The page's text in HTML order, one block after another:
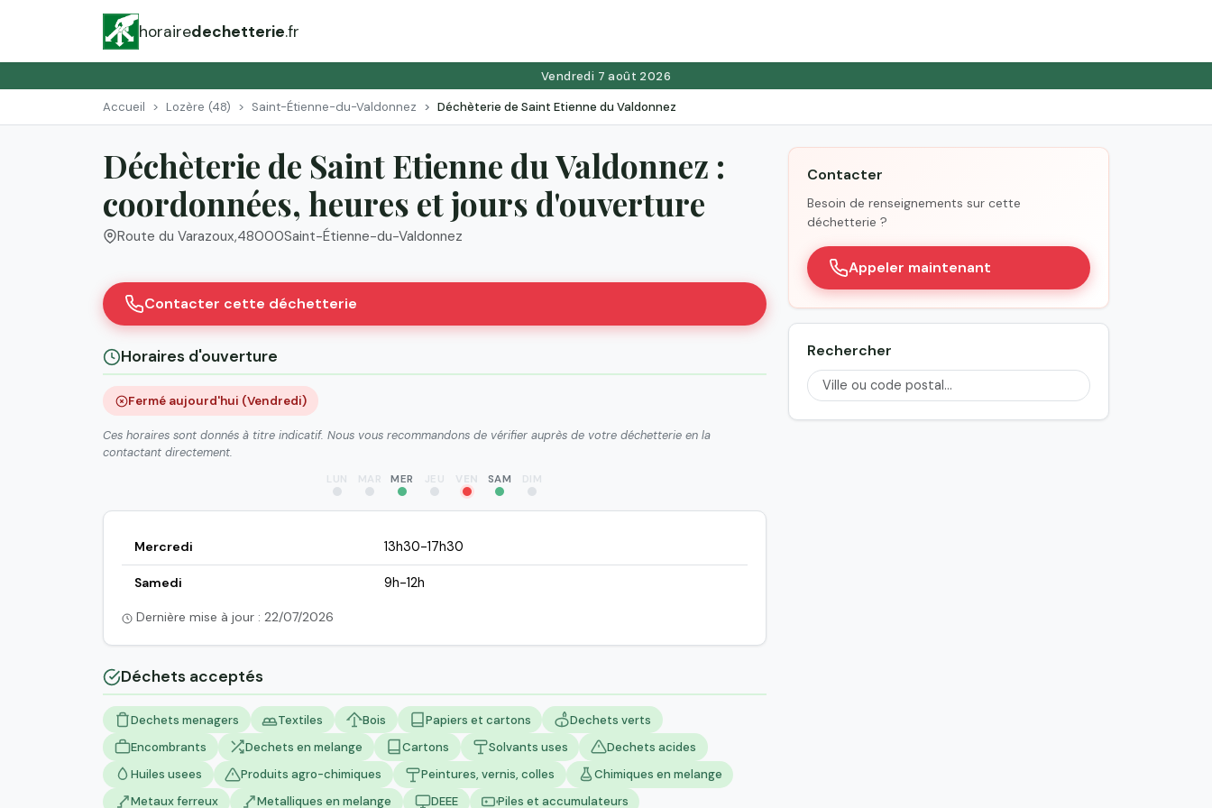
horairedechetterie.fr
Vendredi 7 août 2026
Accueil Lozère (48) Saint-Étienne-du-Valdonnez Déchèterie de Saint Etienne du Valdonnez
Déchèterie de Saint Etienne du Valdonnez :
coordonnées, heures et jours d'ouverture
Route du Varazoux,48000Saint-Étienne-du-Valdonnez
Contacter cette déchetterie
Horaires d'ouverture
Fermé aujourd'hui (Vendredi)
Ces horaires sont donnés à titre indicatif. Nous vous recommandons de vérifier auprès de votre déchetterie en la
contactant directement.
LUN MAR MER JEU VEN SAM DIM
Mercredi 13h30-17h30
Samedi 9h-12h
Dernière mise à jour : 22/07/2026
Déchets acceptés
Dechets menagers Textiles Bois Papiers et cartons
Dechets verts
Encombrants
Dechets en melange Cartons Solvants uses
Dechets acides
Huiles usees
Produits agro-chimiques Peintures, vernis, colles
Chimiques en melange
Metaux ferreux
Metalliques en melange DEEE Piles et accumulateurs
Contacter
Besoin de renseignements sur cette
déchetterie ?
Appeler maintenant
Rechercher